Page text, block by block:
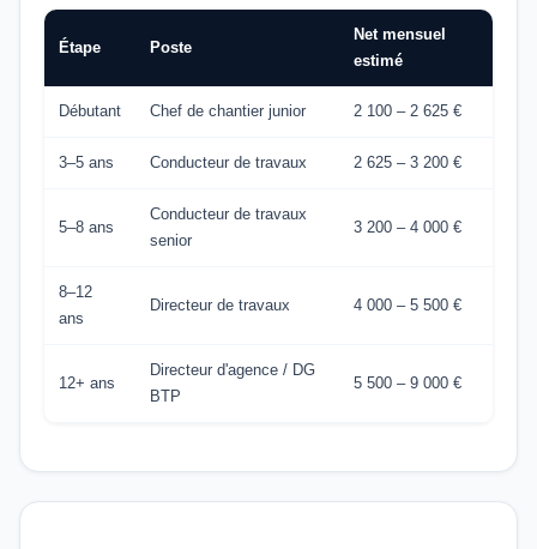
Étape Poste
Net mensuel
estimé
Débutant Chef de chantier junior 2 100 – 2 625 €
3–5 ans Conducteur de travaux 2 625 – 3 200 €
5–8 ans
Conducteur de travaux
senior
3 200 – 4 000 €
8–12
ans
Directeur de travaux 4 000 – 5 500 €
12+ ans
Directeur d'agence / DG
BTP
5 500 – 9 000 €